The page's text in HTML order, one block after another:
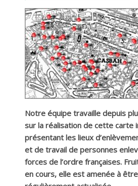
Notre équipe travaille depuis
sur la réalisation de cette carte
présentant les lieux
et de travail de personnes
forces de l’ordre françaises.
en cours, elle est amenée à être